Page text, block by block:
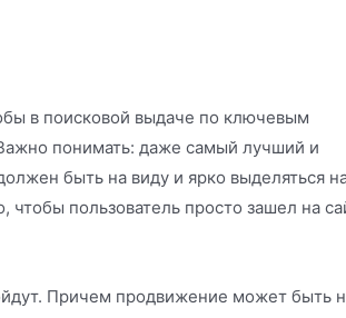
в поисковой выдаче по ключевым
понимать: даже самый лучший и
быть на виду и ярко выделяться
пользователь просто зашел на
Причем продвижение может быть